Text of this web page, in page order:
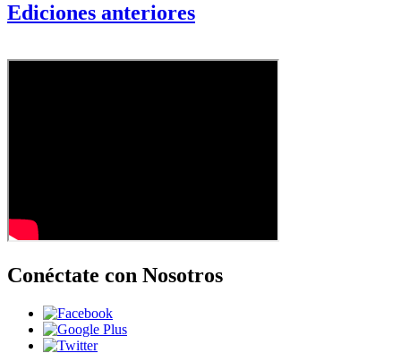
Ediciones anteriores
Conéctate con Nosotros